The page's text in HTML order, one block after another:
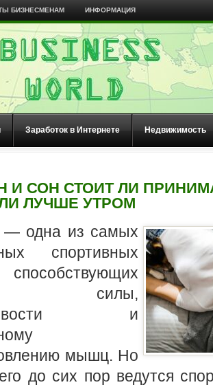
БИЗНЕСМЕНАМ ИНФОРМАЦИЯ
Заработок в Интернете Недвижимость
И СОН СТОИТ ЛИ
ЛУЧШЕ УТРОМ
— одна из самых
спортивных
способствующих
силы,
и
мышц. Но
до сих пор ведутся